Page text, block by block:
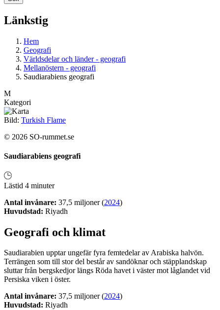
Länkstig
Hem
Geografi
Världsdelar och länder - geografi
Mellanöstern - geografi
Saudiarabiens geografi
M
Kategori
Bild: Turkish Flame
© 2026 SO-rummet.se
Saudiarabiens geografi
Lästid 4 minuter
Antal invånare: 37,5 miljoner (2024)
Huvudstad: Riyadh
Geografi och klimat
Saudiarabien upptar ungefär fyra femtedelar av Arabiska halvön.
Terrängen som till stor del består av sandöknar och stäpplandskap
sluttar från bergskedjor längs Röda havet i väster mot låglandet vid
Persiska viken i öster.
Antal invånare: 37,5 miljoner (2024)
Huvudstad: Riyadh